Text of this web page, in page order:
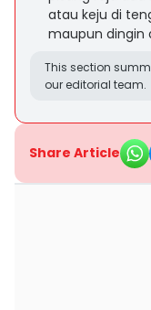
atau keju di
maupun dingin
This section
our editorial team.
Share Article